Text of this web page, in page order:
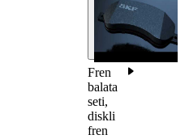
Fren
balata
seti,
diskli
fren